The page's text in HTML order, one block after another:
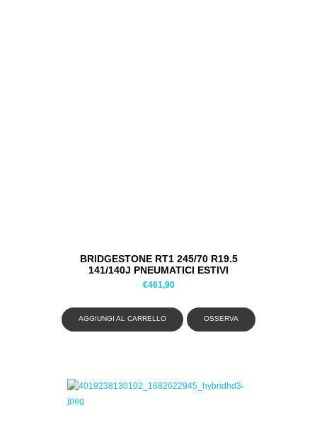
BRIDGESTONE RT1 245/70 R19.5
141/140J PNEUMATICI ESTIVI
€461,90
AGGIUNGI AL CARRELLO OSSERVA